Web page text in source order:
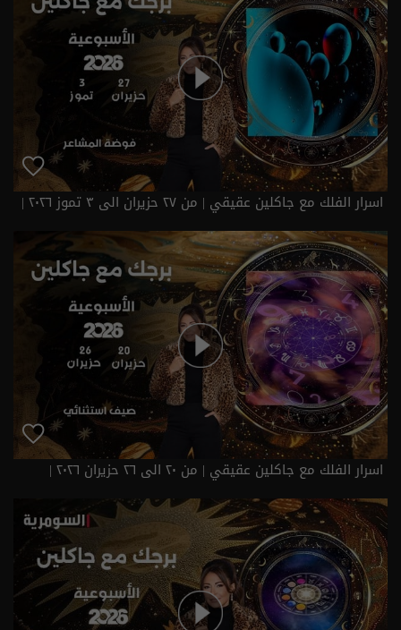
اسرار الفلك مع جاكلين عقيقي | من ٢٧ حزيران الى ٣ تموز ٢٠٢٦ |
2026
اسرار الفلك مع جاكلين عقيقي | من ٢٠ الى ٢٦ حزيران ٢٠٢٦ |
2026